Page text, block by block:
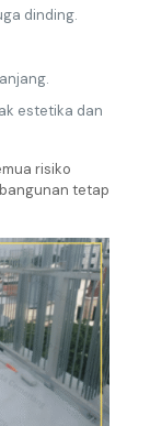
dinding.
estetika dan
risiko
tetap